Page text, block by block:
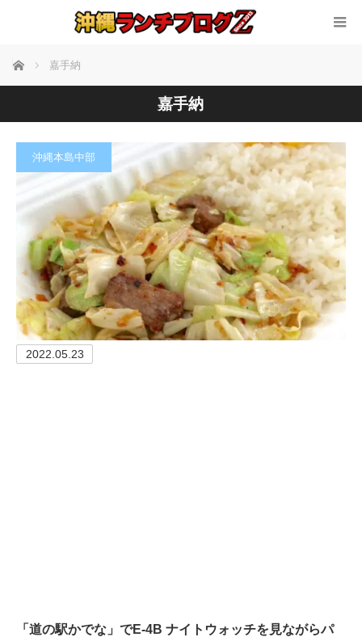
ホーム 嘉手納
嘉手納
沖縄本島中部
2022.05.23
「道の駅かでな」でE-4B ナイトウォッチを見ながらパ